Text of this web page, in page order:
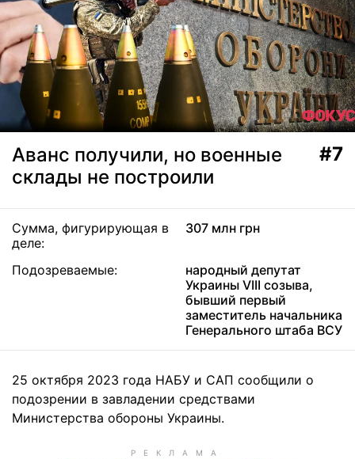
Аванс получили, но военные
склады не построили
#7
Сумма, фигурирующая в
деле:
307 млн грн
Подозреваемые:
народный депутат
Украины VIII созыва,
бывший первый
заместитель начальника
Генерального штаба ВСУ
25 октября 2023 года НАБУ и САП сообщили о
подозрении в завладении средствами
Министерства обороны Украины.